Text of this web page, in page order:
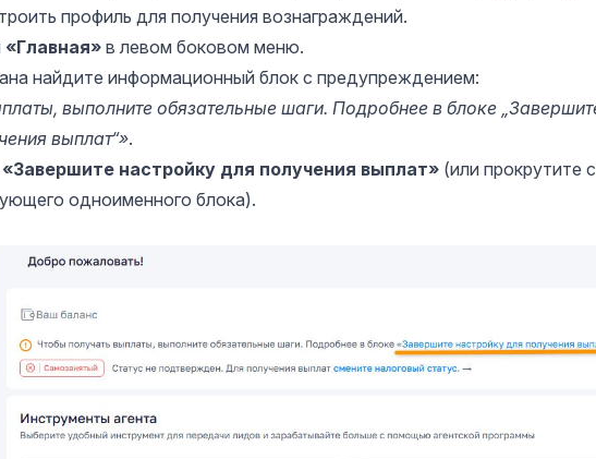
профиль для получения вознаграждений.
«Главная» в левом боковом меню.
найдите информационный блок с предупреждением:
выполните обязательные шаги. Подробнее в блоке
выплат“».
«Завершите настройку для получения выплат» (или прокрутите
одноименного блока).